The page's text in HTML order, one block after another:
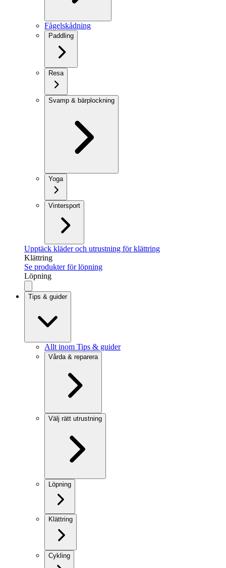
Fågelskådning
Paddling
Resa
Svamp & bärplockning
Yoga
Vintersport
Upptäck kläder och utrustning för klättring
Klättring
Se produkter för löpning
Löpning
Tips & guider
Allt inom Tips & guider
Vårda & reparera
Välj rätt utrustning
Löpning
Klättring
Cykling